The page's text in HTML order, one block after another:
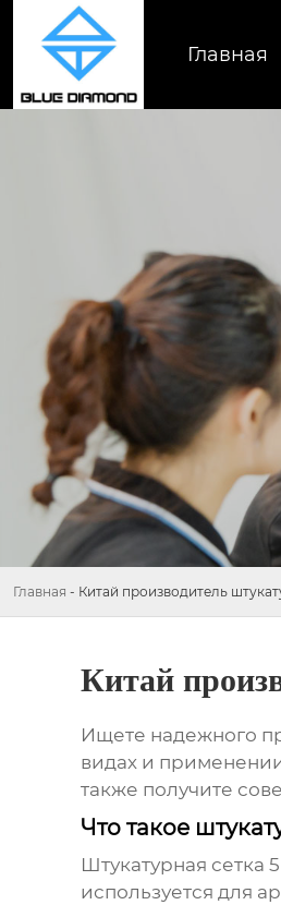
Главная
Главная - Китай производитель
Китай
Ищете надежного
видах и
также получите
Что такое
Штукатурная сетка
используется для